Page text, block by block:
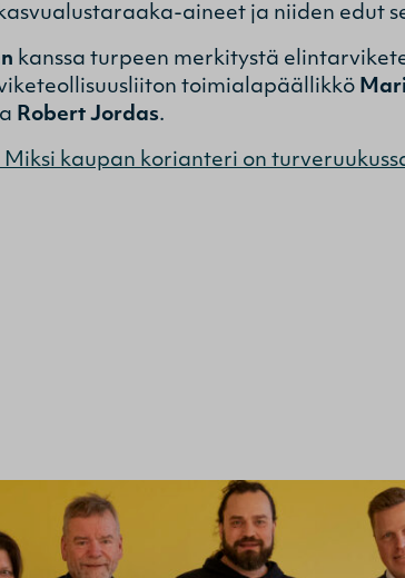
aineet ja niiden edut
kanssa turpeen merkitystä
toimialapäällikkö
Robert Jordas.
Miksi kaupan korianteri on